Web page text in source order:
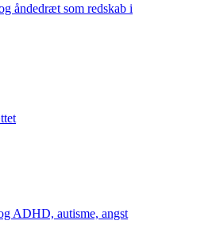
åndedræt som redskab i
ADHD, autisme, angst